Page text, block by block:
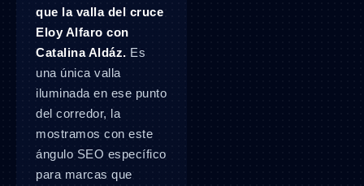
que la valla del cruce
Eloy Alfaro con
Catalina Aldáz. Es
una única valla
iluminada en ese punto
del corredor, la
mostramos con este
ángulo SEO específico
para marcas que